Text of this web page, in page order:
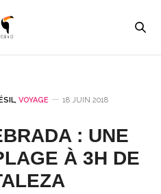
, VOYAGE 18 JUIN 2018
: UNE
À 3H DE